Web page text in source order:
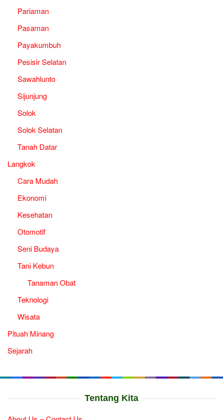
Pariaman
Pasaman
Payakumbuh
Pesisir Selatan
Sawahlunto
Sijunjung
Solok
Solok Selatan
Tanah Datar
Langkok
Cara Mudah
Ekonomi
Kesehatan
Otomotif
Seni Budaya
Tani Kebun
Tanaman Obat
Teknologi
Wisata
Pituah Minang
Sejarah
Tentang Kita